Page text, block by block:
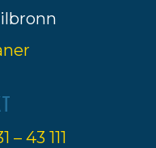
– 43 111